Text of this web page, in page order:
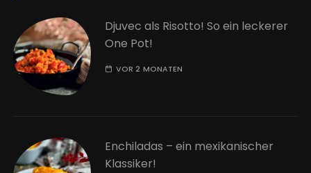
Djuvec als Risotto! So ein leckerer
One Pot!
VOR 2 MONATEN
Enchiladas – ein mexikanischer
Klassiker!